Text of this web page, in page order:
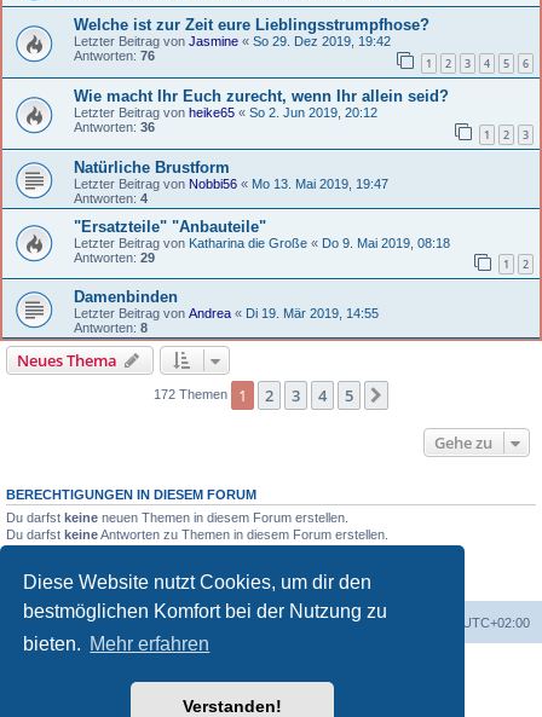
Diese Website nutzt Cookies, um dir den
bestmöglichen Komfort bei der Nutzung zu
bieten. Mehr erfahren
Verstanden!
Welche ist zur Zeit eure Lieblingsstrumpfhose?
Letzter Beitrag von Jasmine « So 29. Dez 2019, 19:42
Antworten: 76 1 2 3 4 5 6
Wie macht Ihr Euch zurecht, wenn Ihr allein seid?
Letzter Beitrag von heike65 « So 2. Jun 2019, 20:12
Antworten: 36 1 2 3
Natürliche Brustform
Letzter Beitrag von Nobbi56 « Mo 13. Mai 2019, 19:47
Antworten: 4
"Ersatzteile" "Anbauteile"
Letzter Beitrag von Katharina die Große « Do 9. Mai 2019, 08:18
Antworten: 29 1 2
Damenbinden
Letzter Beitrag von Andrea « Di 19. Mär 2019, 14:55
Antworten: 8
Neues Thema
172 Themen 1 2 3 4 5
Gehe zu
BERECHTIGUNGEN IN DIESEM FORUM
Du darfst keine neuen Themen in diesem Forum erstellen.
Du darfst keineAntworten zu Themen in diesem Forum erstellen.
Du darfstkeineDateianhänge in diesem Forum erstellen.
Portal Foren-Übersicht Alle Zeiten sind UTC+02:00
phpBB.de
Datenschutz|Nutzungsbedingungen